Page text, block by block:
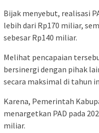
Bijak menyebut, realisasi
lebih dari Rp170 miliar,
sebesar Rp140 miliar.
Melihat pencapaian
bersinergi dengan pihak
secara maksimal di tahun
Karena, Pemerintah
menargetkan PAD pada
miliar.